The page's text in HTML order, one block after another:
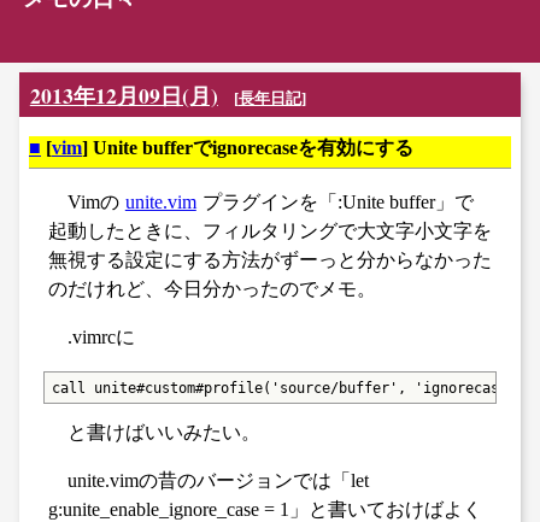
2013年12月09日(月) [長年日記]
■ [vim] Unite bufferでignorecaseを有効にする
Vimの unite.vim プラグインを「:Unite buffer」で
起動したときに、フィルタリングで大文字小文字を
無視する設定にする方法がずーっと分からなかった
のだけれど、今日分かったのでメモ。
.vimrcに
call unite#custom#profile('source/buffer', 'ignorecase',
と書けばいいみたい。
unite.vimの昔のバージョンでは「let
g:unite_enable_ignore_case = 1」と書いておけばよく